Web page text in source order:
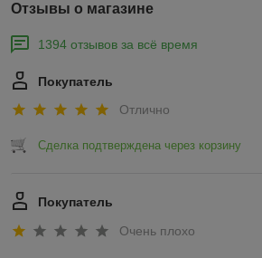
Отзывы о магазине
1394 отзывов за всё время
Покупатель
Отлично
Сделка подтверждена через корзину
Покупатель
Очень плохо